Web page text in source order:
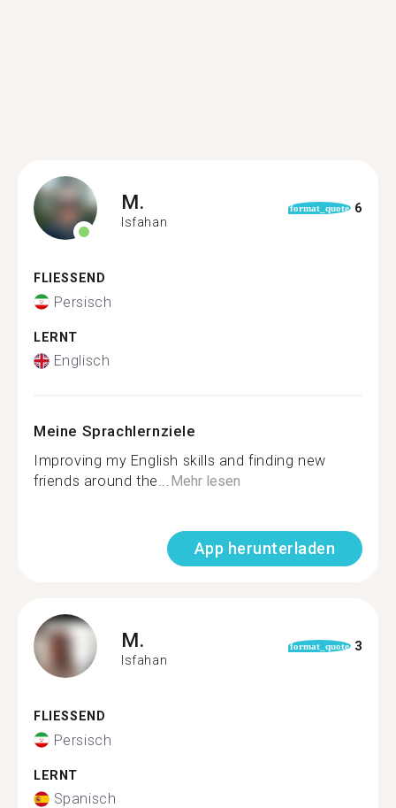
M.
Isfahan
format_quote 6
FLIESSEND
Persisch
LERNT
Englisch
Meine Sprachlernziele
Improving my English skills and finding new
friends around the...Mehr lesen
App herunterladen
M.
Isfahan
format_quote 3
FLIESSEND
Persisch
LERNT
Spanisch